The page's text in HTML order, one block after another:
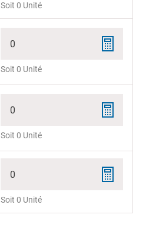
Soit 0 Unité
0
Soit 0 Unité
0
Soit 0 Unité
0
Soit 0 Unité